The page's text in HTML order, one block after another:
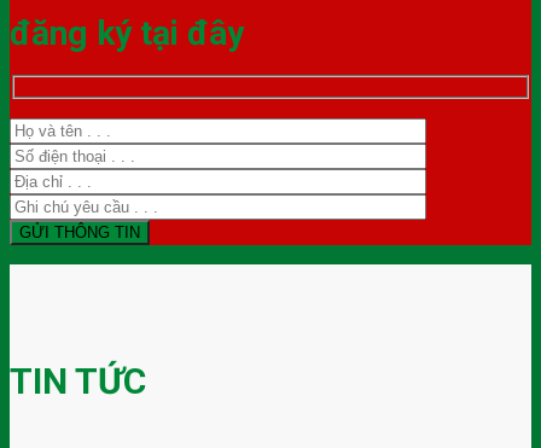
đăng ký tại đây
TIN TỨC